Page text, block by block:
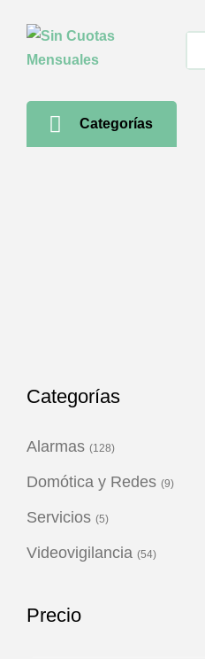
Categorías
Categorías
Alarmas (128)
Domótica y Redes (9)
Servicios (5)
Videovigilancia (54)
Precio